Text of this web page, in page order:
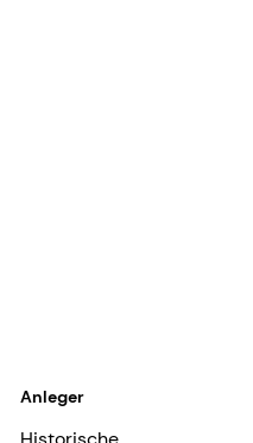
Anleger